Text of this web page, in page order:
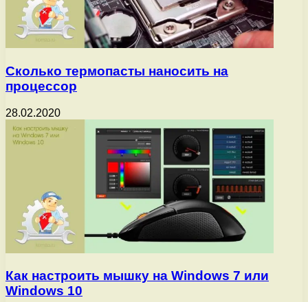
Сколько термопасты наносить на
процессор
28.02.2020
Как настроить мышку на Windows 7 или
Windows 10